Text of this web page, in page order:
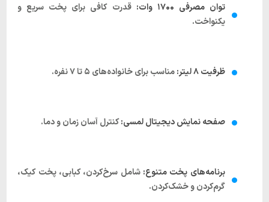
توان مصرفی ۱۷۰۰ وات:
قدرت کافی برای پخت سریع و
یکنواخت.
ظرفیت ۸ لیتر: مناسب برای خانواده‌های ۵ تا ۷ نفره.
صفحه نمایش دیجیتال لمسی:کنترل آسان زمان و دما.
برنامه‌های پخت متنوع: شامل سرخ‌کردن، کبابی، پخت کیک،
گرم‌کردن و خشک‌کردن.